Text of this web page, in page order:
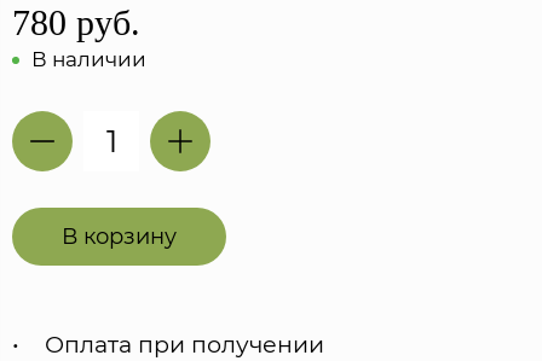
780 руб.
В наличии
В корзину
Оплата при получении